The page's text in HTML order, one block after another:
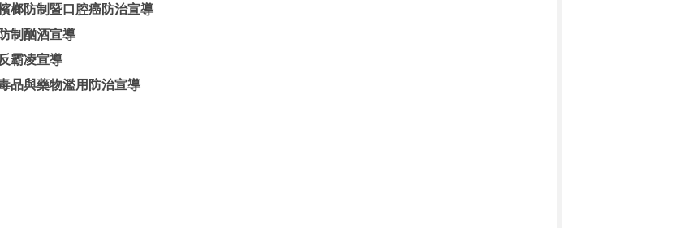
榔防制暨口腔癌防治宣導
防制酗酒宣導
反霸凌宣導
品與藥物濫用防治宣導